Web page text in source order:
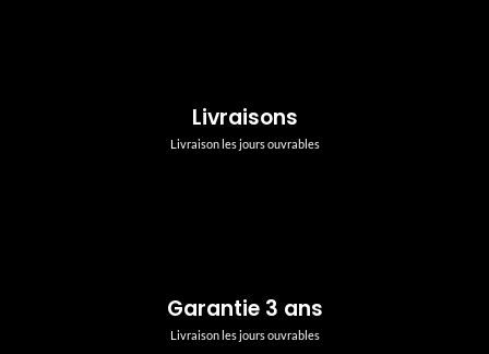
Livraisons
Livraison les jours ouvrables
Garantie 3 ans
Livraison les jours ouvrables